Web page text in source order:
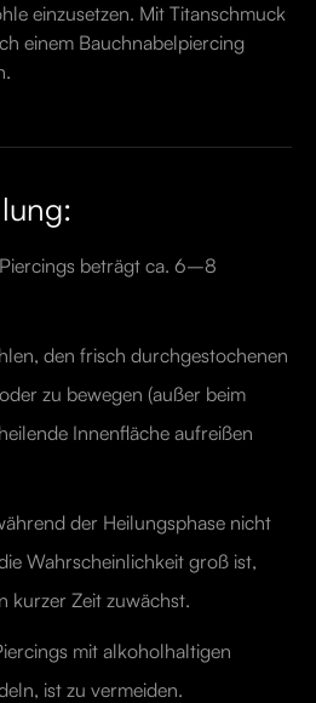
einzusetzen. Mit Titanschmuck
einem Bauchnabelpiercing
beträgt ca. 6–8
den frisch durchgestochenen
zu bewegen (außer beim
Innenfläche aufreißen
der Heilungsphase nicht
Wahrscheinlichkeit groß ist,
kurzer Zeit zuwächst.
mit alkoholhaltigen
ist zu vermeiden.